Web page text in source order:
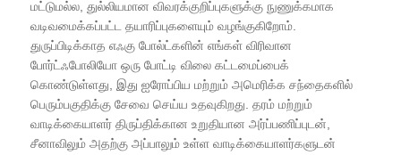
மட்டுமல்ல, துல்லியமான விவரக்குறிப்புகளுக்கு நுணுக்கமாக
வடிவமைக்கப்பட்ட தயாரிப்புகளையும் வழங்குகிறோம்.
துருப்பிடிக்காத எஃகு போல்ட்களின் எங்கள் விரிவான
போர்ட்ஃபோலியோ ஒரு போட்டி விலை கட்டமைப்பைக்
கொண்டுள்ளது, இது ஐரோப்பிய மற்றும் அமெரிக்க சந்தைகளில்
பெரும்பகுதிக்கு சேவை செய்ய உதவுகிறது. தரம் மற்றும்
வாடிக்கையாளர் திருப்திக்கான உறுதியான அர்ப்பணிப்புடன்,
சீனாவிலும் அதற்கு அப்பாலும் உள்ள வாடிக்கையாளர்களுடன்